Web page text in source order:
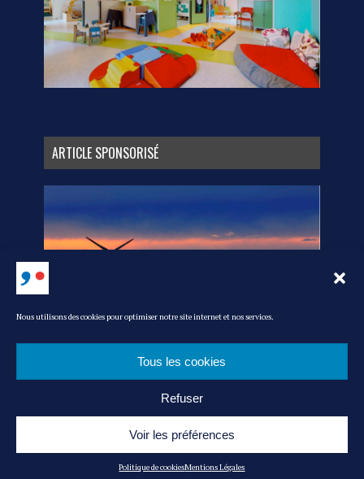
Nous utilisons des cookies pour optimiser notre site internet et nos services.
Tous les cookies
Refuser
Voir les préférences
Politique de cookiesMentions Légales
ARTICLE SPONSORISÉ
MEDIA KIT L’ÉQUIPE CONTACT
POLITIQUE DE COOKIES
ADMIN
© MAG’ IN FRANCE : LE MAGAZINE DU CONSOMMER FRANÇAIS -|- RÉALISATION
: AKN-STUDIO.COM